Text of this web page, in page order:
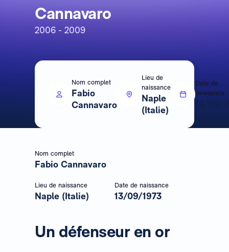
Cannavaro
2006 - 2009
Nom complet
Fabio
Cannavaro
Lieu de
naissance
Naple
(Italie)
Date de
naissance
13/09/
Nom complet
Fabio Cannavaro
Lieu de naissance
Naple (Italie)
Date de naissance
13/09/1973
Un défenseur en or